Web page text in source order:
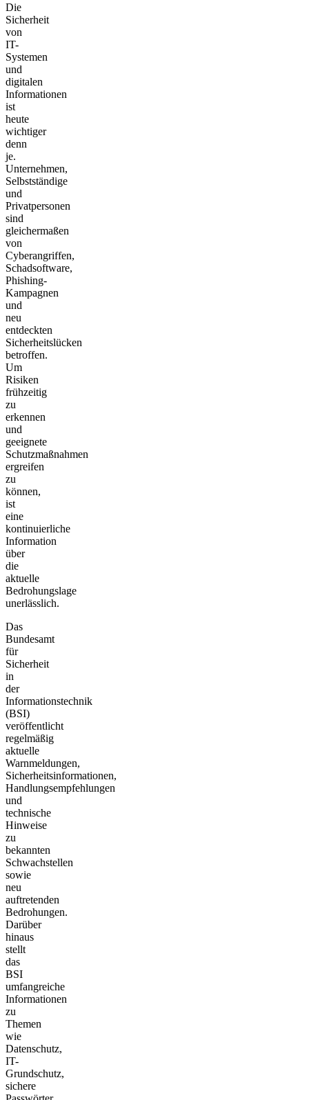
Die
Sicherheit
von
IT-
Systemen
und
digitalen
Informationen
ist
heute
wichtiger
denn
je.
Unternehmen,
Selbstständige
und
Privatpersonen
sind
gleichermaßen
von
Cyberangriffen,
Schadsoftware,
Phishing-
Kampagnen
und
neu
entdeckten
Sicherheitslücken
betroffen.
Um
Risiken
frühzeitig
zu
erkennen
und
geeignete
Schutzmaßnahmen
ergreifen
zu
können,
ist
eine
kontinuierliche
Information
über
die
aktuelle
Bedrohungslage
unerlässlich.
Das
Bundesamt
für
Sicherheit
in
der
Informationstechnik
(BSI)
veröffentlicht
regelmäßig
aktuelle
Warnmeldungen,
Sicherheitsinformationen,
Handlungsempfehlungen
und
technische
Hinweise
zu
bekannten
Schwachstellen
sowie
neu
auftretenden
Bedrohungen.
Darüber
hinaus
stellt
das
BSI
umfangreiche
Informationen
zu
Themen
wie
Datenschutz,
IT-
Grundschutz,
sichere